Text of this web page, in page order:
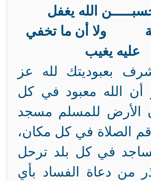
الله يغفل
ولا أن ما تخفي
عليه يغيب
بعبوديتك لله عز
أن الله معبود في كل
الأرض للمسلم مسجد
الصلاة في كل مكان،
في كل بلد ترحل
من دعاة الفساد بأي